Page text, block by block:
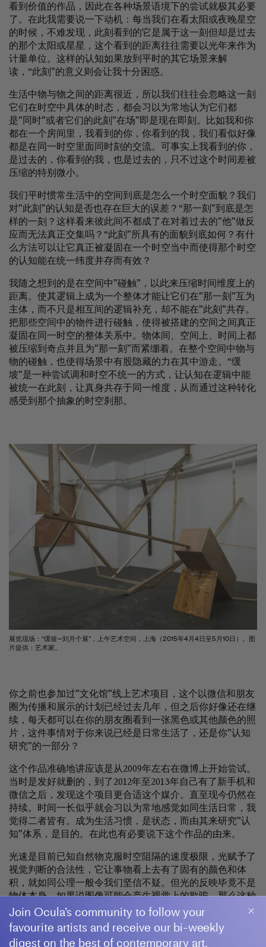
看到价值的作品，因此在各种场景语境下的尝试就极其必要
了。在此我需要说一下动机：每当我们在看太阳或夜晚星空
的时候，不难发现，此刻看到的它是属于这一刻但却是过去
的那个太阳或星星，这个看到的距离往往需要以光年来作为
计量单位。这样的认知如果放到平时的其它场景来解
读，“此刻”的意义则会让我十分困惑。
生活中物与物之间的距离很近，所以我们往往会忽略这一刻
它们在时空中具体的时态，都会习以为常地认为它们都
是”同时”或者它们的此刻”在场”即是现在即刻。比如我和你
都在一个房间里，我看到的你，你看到的我，我们看似好像
都是在同一时空里面同时刻的交流。可事实上我看到的你，
是过去的，你看到的我，也是过去的，只不过这个时间差被
压缩的特别微小。
我们平时惯常生活中的空间到底是怎么一个时空面貌？我们
对”此刻”的认知是否也存在巨大的误差？“那一刻”到底是怎
样的一刻？这样看来彼此间不都成了在对着过去的”他”做反
应而无法真正交集吗？“此刻”所具有的面貌到底如何？有什
么方法可以让它真正被凝固在一个时空当中而使得那个时空
的认知能在统一纬度并存而有效？
我随之想到的是在空间中”碰触”，以此来压缩时间维度上的
距离。使其逻辑上成为一个整体才能让它们在”那一刻”互为
主体，而不只是相互间的逻辑补充，却不能在”此刻”共存。
把那些空间中的物件进行碰触，使得被搭建的空间之间真正
凝固在同一时空的整体关系中。物体间、空间上、时间上都
被压缩到奇点并且为”那一刻”而紧绷着。在整个空间中物与
物的碰触，也使得场景中有股隐藏的力在其中游走。“缓
坡”是一种尝试调和时空不统一的方式，让认知在逻辑中能
被统一在此刻，让真身共存于同一维度，从而通过这种转化
感受到那个抽象的时空刹那。
展览现场：“缓坡—刘月个展”，上午艺术空间，上海（2015年4月4日至5月10日）。图
片提供：艺术家。
你之前也参加过”文化馆”线上艺术项目，这个以微信和朋友
圈为传播和展示的计划已经过去几年，但之后你好像还在继
续，每天都可以在你的朋友圈看到一张黑色或其他颜色的照
片，这件事情对于你来说已经是日常生活了，还是你”认知
研究”的一部分 ？
这个作品准确地讲应该是从2009年左右在微博上开始尝试。
当时是发好就删的，到了2012年至2013年自己有了新手机和
微信之后，发现这个项目更合适这个媒介。直至现今仍然在
持续。时间一长似乎就会习以为常地感觉如同生活日常，我
觉得二者皆有。成为生活习惯，是状态，而由其来研究”认
知”体系，是目的。在此也有必要说下这个作品的由来。
光速是目前已知自然物克服时空阻隔的速度极限，光赋予了
视觉判断的合法性，它让事物看上去有了固有的颜色和体
积，就如同公理一般令我们坚信不疑。但光的反映毕竟不是
物体本身，如果说图像可能会产生视觉上的欺骗，那么这种
欺骗从光线射来的那一瞬间就已经开始了。《金刚经》中那
种”若以色见我，以音声求我，是人行邪道，不得见如
来。“我觉得很符合这样的语境。
Join Ocula’s community to follow your
favourite artists and receive our bi-weekly
digest on the best of contemporary art.